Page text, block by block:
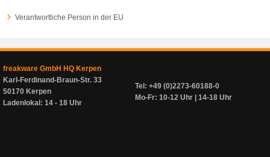
Verantwortliche Person in der EU
freakware GmbH HQ Kerpen
Karl-Ferdinand-Braun-Str. 33
50170 Kerpen
Ladenlokal: 14 - 18 Uhr
Tel: +49 (0)2273-60188-0
Mo-Fr: 10-12 Uhr | 14-18 Uhr